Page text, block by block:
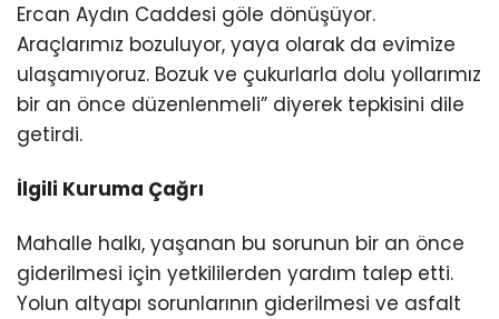
Ercan Aydın Caddesi göle dönüşüyor.
Araçlarımız bozuluyor, yaya olarak da evimize
ulaşamıyoruz. Bozuk ve çukurlarla dolu yollarımız
bir an önce düzenlenmeli” diyerek tepkisini dile
getirdi.
İlgili Kuruma Çağrı
Mahalle halkı, yaşanan bu sorunun bir an önce
giderilmesi için yetkililerden yardım talep etti.
Yolun altyapı sorunlarının giderilmesi ve asfalt